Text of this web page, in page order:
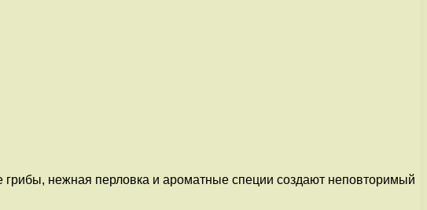
нежная перловка и ароматные специи создают неповторимый